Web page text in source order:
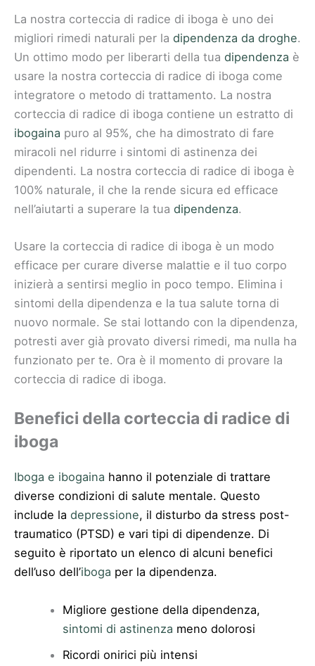
La nostra corteccia di radice di iboga è uno dei
migliori rimedi naturali per la dipendenza da droghe.
Un ottimo modo per liberarti della tua dipendenza è
usare la nostra corteccia di radice di iboga come
integratore o metodo di trattamento. La nostra
corteccia di radice di iboga contiene un estratto di
ibogaina puro al 95%, che ha dimostrato di fare
miracoli nel ridurre i sintomi di astinenza dei
dipendenti. La nostra corteccia di radice di iboga è
100% naturale, il che la rende sicura ed efficace
nell’aiutarti a superare la tua dipendenza.
Usare la corteccia di radice di iboga è un modo
efficace per curare diverse malattie e il tuo corpo
inizierà a sentirsi meglio in poco tempo. Elimina i
sintomi della dipendenza e la tua salute torna di
nuovo normale. Se stai lottando con la dipendenza,
potresti aver già provato diversi rimedi, ma nulla ha
funzionato per te. Ora è il momento di provare la
corteccia di radice di iboga.
Benefici della corteccia di radice di
iboga
Iboga e ibogaina hanno il potenziale di trattare
diverse condizioni di salute mentale. Questo
include la depressione, il disturbo da stress post-
traumatico (PTSD) e vari tipi di dipendenze. Di
seguito è riportato un elenco di alcuni benefici
dell’uso dell’iboga per la dipendenza.
Migliore gestione della dipendenza,
sintomi di astinenza meno dolorosi
Ricordi onirici più intensi